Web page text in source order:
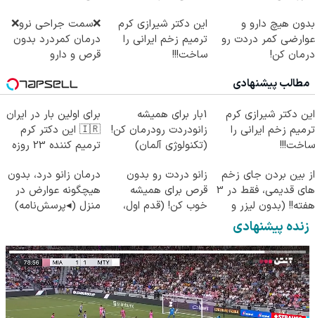
بدون هیچ دارو و
عوارضی کمر دردت رو
درمان کن!
این دکتر شیرازی کرم
ترمیم زخم ایرانی را
ساخت!!!
❌سمت جراحی نرو❌
درمان کمردرد بدون
قرص و دارو
مطالب پیشنهادی
این دکتر شیرازی کرم
ترمیم زخم ایرانی را
ساخت!!!
1بار برای همیشه
زانودردت رودرمان کن!
(تکنولوژی آلمان)
برای اولین بار در ایران
🇮🇷 این دکتر کرم
ترمیم کننده 23 روزه
از بین بردن جای زخم
های قدیمی، فقط در 3
هفته!! (بدون لیزر و
جراحی)
زانو دردت رو بدون
قرص برای همیشه
خوب کن! (قدم اول،
درمان زانو درد، بدون
هیچگونه عوارض در
منزل (◂پرسش‌نامه)
زنده پیشنهادی